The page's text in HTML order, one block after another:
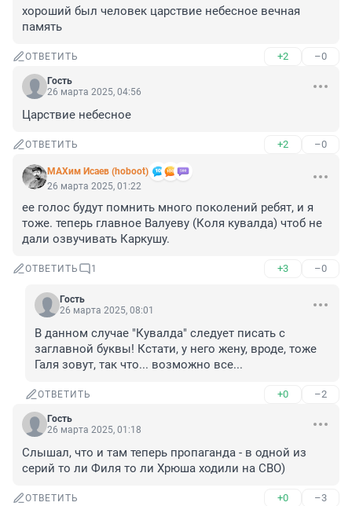
хороший был человек царствие небесное вечная
память
ОТВЕТИТЬ +2 –0
Гость
26 марта 2025, 04:56
Царствие небесное
ОТВЕТИТЬ +2 –0
МАХим Исаев (hoboot)
26 марта 2025, 01:22
ее голос будут помнить много поколений ребят, и я
тоже. теперь главное Валуеву (Коля кувалда) чтоб не
дали озвучивать Каркушу.
ОТВЕТИТЬ 1 +3 –0
Гость
26 марта 2025, 08:01
В данном случае "Кувалда" следует писать с
заглавной буквы! Кстати, у него жену, вроде, тоже
Галя зовут, так что... возможно все...
ОТВЕТИТЬ +0 –2
Гость
26 марта 2025, 01:18
Слышал, что и там теперь пропаганда - в одной из
серий то ли Филя то ли Хрюша ходили на СВО)
ОТВЕТИТЬ +0 –3